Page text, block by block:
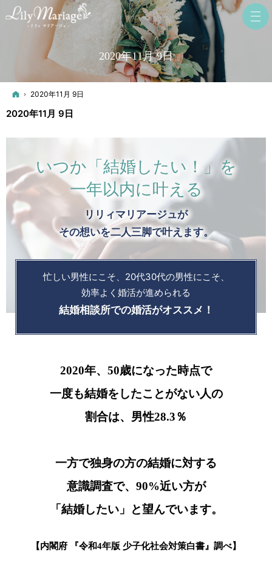
2020年11月 9日
ホーム
2020年11月 9日
2020年11月 9日
いつか「結婚したい！」を
一年以内に叶える
リリィマリアージュが
その想いを二人三脚で叶えます。
忙しい男性にこそ、20代30代の男性にこそ、
効率よく婚活が進められる
結婚相談所での婚活がオススメ！
2020年、50歳になった時点で
一度も結婚をしたことがない人の
割合は、男性28.3％
一方で独身の方の結婚に対する
意識調査で、 90%近い方が
「結婚したい」と望んでいます。
【内閣府 『令和4年版 少子化社会対策白書』調べ】